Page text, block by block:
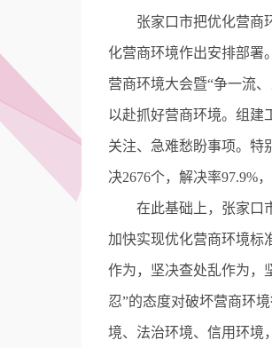
张家口市把优化营商环
化营商环境作出安排部署
营商环境大会暨“争一流
以赴抓好营商环境。组建
关注、急难愁盼事项。特
决2676个，解决率97.9%
在此基础上，张家口市
加快实现优化营商环境标
作为，坚决查处乱作为，
忍”的态度对破坏营商环
境、法治环境、信用环境